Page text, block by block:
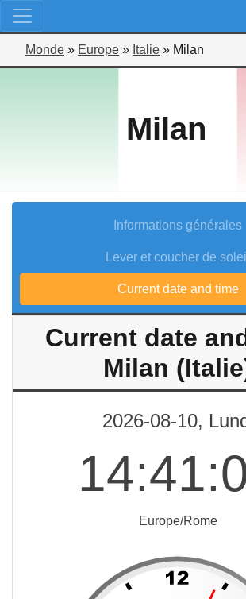
Monde » Europe » Italie » Milan
Milan
Informations générales
Lever et coucher de soleil
Current date and time
Current date
Milan
2026-08-10,
14:41:
Europe/Rome